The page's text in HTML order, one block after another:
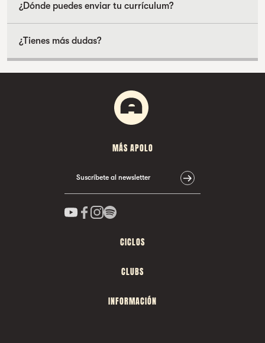
¿Dónde puedes enviar tu currículum?
¿Tienes más dudas?
MÁS APOLO
Suscríbete al newsletter
CICLOS
CLUBS
INFORMACIÓN